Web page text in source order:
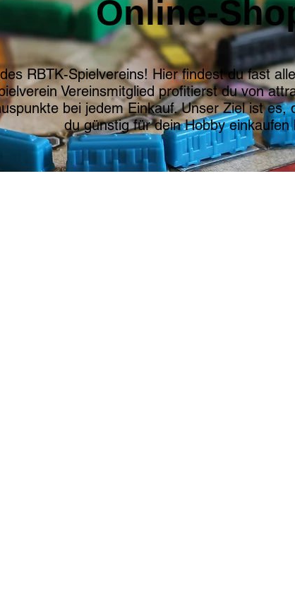
Online-
RBTK-Spielvereins! Hier findest du fast
Vereinsmitglied profitierst du von
bei jedem Einkauf. Unser Ziel ist
du günstig für dein Hobby einkaufen